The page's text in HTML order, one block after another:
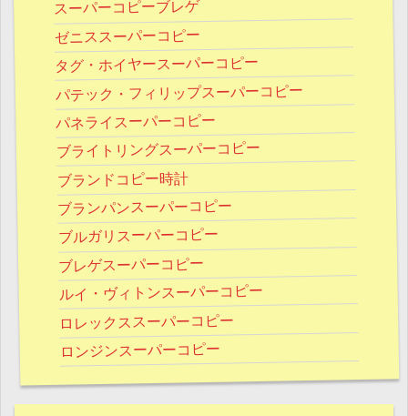
スーパーコピーブレゲ
ゼニススーパーコピー
タグ・ホイヤースーパーコピー
パテック・フィリップスーパーコピー
パネライスーパーコピー
ブライトリングスーパーコピー
ブランドコピー時計
ブランパンスーパーコピー
ブルガリスーパーコピー
ブレゲスーパーコピー
ルイ・ヴィトンスーパーコピー
ロレックススーパーコピー
ロンジンスーパーコピー